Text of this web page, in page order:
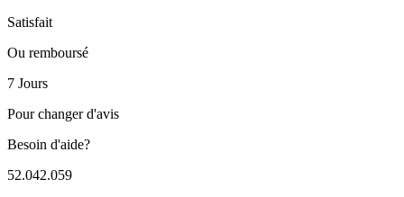
Satisfait
Ou remboursé
7 Jours
Pour changer d'avis
Besoin d'aide?
52.042.059